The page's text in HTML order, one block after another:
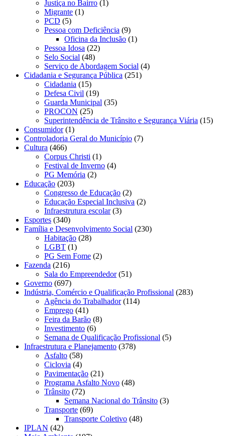
Justiça no Bairro (1)
Migrante (1)
PCD (5)
Pessoa com Deficiência (9)
Oficina da Inclusão (1)
Pessoa Idosa (22)
Selo Social (48)
Serviço de Abordagem Social (4)
Cidadania e Segurança Pública (251)
Cidadania (15)
Defesa Civil (19)
Guarda Municipal (35)
PROCON (25)
Superintendência de Trânsito e Segurança Viária (15)
Consumidor(1)
Controladoria Geral do Município (7)
Cultura (466)
Corpus Christi (1)
Festival de Inverno (4)
PG Memória (2)
Educação (203)
Congresso de Educação (2)
Educação Especial Inclusiva (2)
Infraestrutura escolar(3)
Esportes (340)
Família e Desenvolvimento Social (230)
Habitação (28)
LGBT (1)
PG Sem Fome (2)
Fazenda (216)
Sala do Empreendedor(51)
Governo (697)
Indústria, Comércio e Qualificação Profissional (283)
Agência do Trabalhador(114)
Emprego (41)
Feira da Barão (8)
Investimento (6)
Semana de Qualificação Profissional (5)
Infraestrutura e Planejamento (378)
Asfalto (58)
Ciclovia (4)
Pavimentação (21)
Programa Asfalto Novo (48)
Trânsito (72)
Semana Nacional do Trânsito (3)
Transporte (69)
Transporte Coletivo (48)
IPLAN (42)